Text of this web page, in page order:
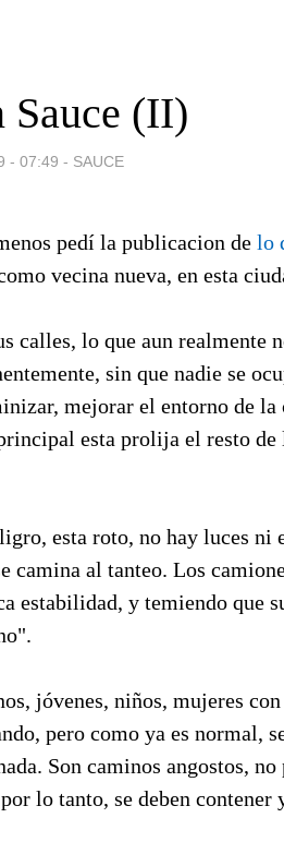
Sauce (II)
- 07:49 - SAUCE
pedí la publicacion de lo
vecina nueva, en esta
calles, lo que aun realmente
sin que nadie se
mejorar el entorno de la
esta prolija el resto de
esta roto, no hay luces ni
camina al tanteo. Los
estabilidad, y temiendo que
jóvenes, niños, mujeres
pero como ya es normal,
Son caminos angostos, no
lo tanto, se deben contener